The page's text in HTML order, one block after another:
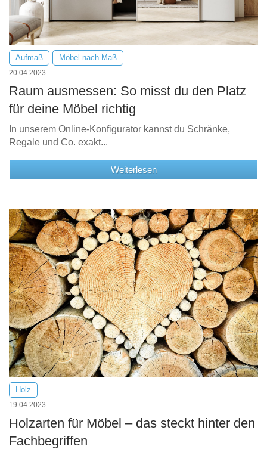
Aufmaß Möbel nach Maß
20.04.2023
Raum ausmessen: So misst du den Platz
für deine Möbel richtig
In unserem Online-Konfigurator kannst du Schränke,
Regale und Co. exakt...
Weiterlesen
Holz
19.04.2023
Holzarten für Möbel – das steckt hinter den
Fachbegriffen